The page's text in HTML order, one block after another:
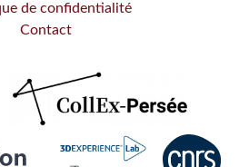
de confidentialité
Contact